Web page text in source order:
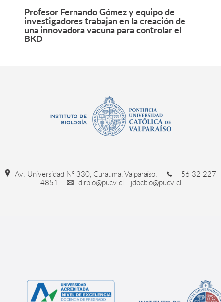
Profesor Fernando Gómez y equipo de
investigadores trabajan en la creación de
una innovadora vacuna para controlar el
BKD
Av. Universidad Nº 330, Curauma, Valparaíso.
+56 32 227
4851
dirbio@pucv.cl - jdocbio@pucv.cl